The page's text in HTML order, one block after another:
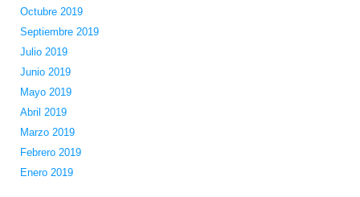
Octubre 2019
Septiembre 2019
Julio 2019
Junio 2019
Mayo 2019
Abril 2019
Marzo 2019
Febrero 2019
Enero 2019